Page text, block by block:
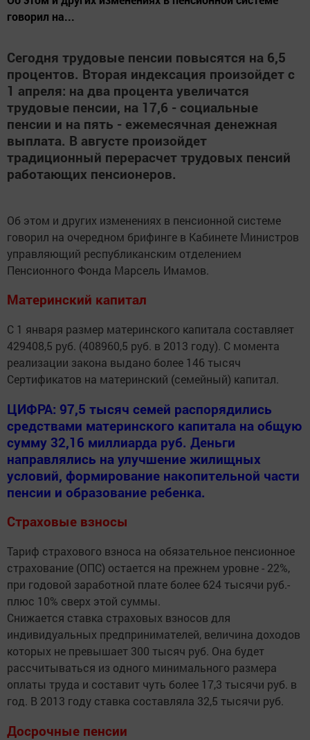
говорил на...
Сегодня трудовые пенсии повысятся на 6,5
процентов. Вторая индексация произойдет с
1 апреля: на два процента увеличатся
трудовые пенсии, на 17,6 - социальные
пенсии и на пять - ежемесячная денежная
выплата. В августе произойдет
традиционный перерасчет трудовых пенсий
работающих пенсионеров.
Об этом и других изменениях в пенсионной системе
говорил на очередном брифинге в Кабинете Министров
управляющий республиканским отделением
Пенсионного Фонда Марсель Имамов.
Материнский капитал
С 1 января размер материнского капитала составляет
429408,5 руб. (408960,5 руб. в 2013 году). С момента
реализации закона выдано более 146 тысяч
Сертификатов на материнский (семейный) капитал.
ЦИФРА: 97,5 тысяч семей распорядились
средствами материнского капитала на общую
сумму 32,16 миллиарда руб. Деньги
направлялись на улучшение жилищных
условий, формирование накопительной части
пенсии и образование ребенка.
Страховые взносы
Тариф страхового взноса на обязательное пенсионное
страхование (ОПС) остается на прежнем уровне - 22%,
при годовой заработной плате более 624 тысячи руб.-
плюс 10% сверх этой суммы.
Снижается ставка страховых взносов для
индивидуальных предпринимателей, величина доходов
которых не превышает 300 тысяч руб. Она будет
рассчитываться из одного минимального размера
оплаты труда и составит чуть более 17,3 тысячи руб. в
год. В 2013 году ставка составляла 32,5 тысячи руб.
Досрочные пенсии